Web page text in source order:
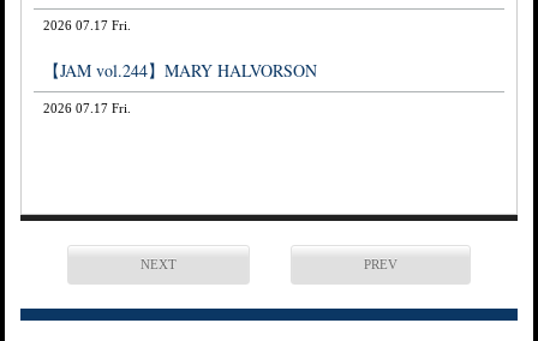
2026 07.17 Fri.
【JAM vol.244】MARY HALVORSON
2026 07.17 Fri.
NEXT PREV